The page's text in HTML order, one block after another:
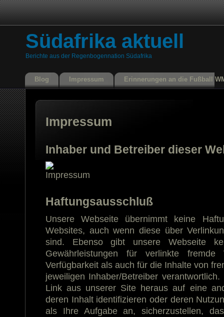
Südafrika aktuell
Berichte aus der Regenbogennation Südafrika
Blog Impressum Erinnerungen an die Fußball
Impressum
Inhaber und Betreiber dieser
Haftungsausschluß
Unsere Webseite übernimmt keine
Websites, auch wenn diese über
sind. Ebenso gibt unsere Webseite
Gewährleistungen für verlinkte
Verfügbarkeit als auch für die Inhalte von
jeweiligen Inhaber/Betreiber
Link aus unserer Site heraus auf eine
deren Inhalt identifizieren oder deren
als Ihre Aufgabe an, sicherzustellen,